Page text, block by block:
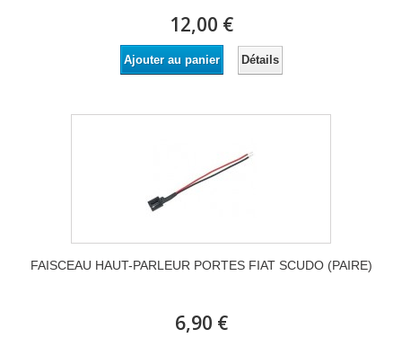
12,00 €
Ajouter au panier Détails
FAISCEAU HAUT-PARLEUR PORTES FIAT SCUDO (PAIRE)
6,90 €